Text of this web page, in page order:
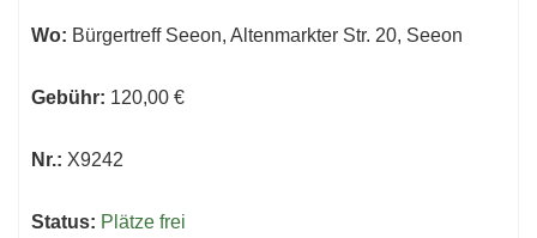
Wo: Bürgertreff Seeon, Altenmarkter Str. 20, Seeon
Gebühr: 120,00 €
Nr.: X9242
Status: Plätze frei